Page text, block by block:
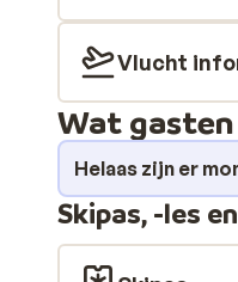
Vlucht
Wat
Helaas zijn er
Skipas, -les